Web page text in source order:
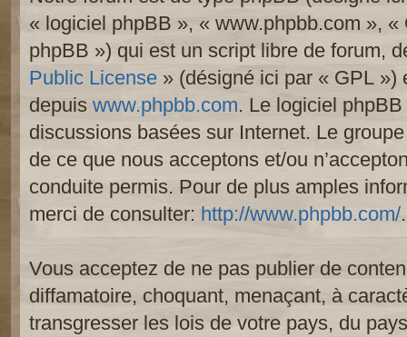
« logiciel phpBB », « www.phpbb.com »,
phpBB ») qui est un script libre de forum,
Public License » (désigné ici par « GPL »)
depuis www.phpbb.com. Le logiciel
discussions basées sur Internet. Le
de ce que nous acceptons et/ou
conduite permis. Pour de plus amples
merci de consulter: http://www.phpbb.com/.
Vous acceptez de ne pas publier de
diffamatoire, choquant, menaçant, à
transgresser les lois de votre pays, du